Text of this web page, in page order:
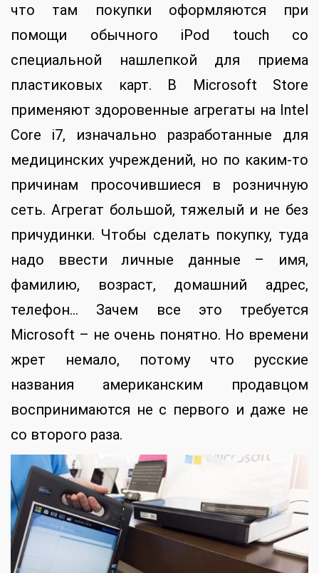
что там покупки оформляются при
помощи обычного iPod touch со
специальной нашлепкой для приема
пластиковых карт. В Microsoft Store
применяют здоровенные агрегаты на Intel
Core i7, изначально разработанные для
медицинских учреждений, но по каким-то
причинам просочившиеся в розничную
сеть. Агрегат большой, тяжелый и не без
причудинки. Чтобы сделать покупку, туда
надо ввести личные данные – имя,
фамилию, возраст, домашний адрес,
телефон… Зачем все это требуется
Microsoft – не очень понятно. Но времени
жрет немало, потому что русские
названия американским продавцом
воспринимаются не с первого и даже не
со второго раза.